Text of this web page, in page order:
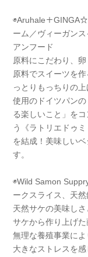
◉Aruhale＋
ーム／ヴィーガン
アンフード
原料にこだわり、
原料でスイーツを
っとりもっちりの
使用のドイツパン
る楽しいこと」を
う《ラトリエドゥ
を結成！美味しい
す。
◉Wild Samon
ークスライス、天
天然サケの美味し
サケから作り上げた
無理な養殖事業に
大きなストレスを